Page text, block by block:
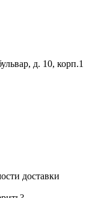
д. 10, корп.1
доставки